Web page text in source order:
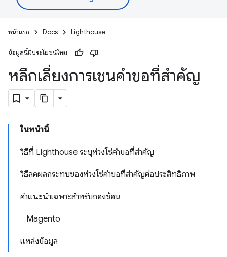
หน้าแรก Docs Lighthouse
ข้อมูลนี้มีประโยชน์ไหม
หลีกเลี่ยงการเชนคำขอที่สำคัญ
ในหน้านี้
วิธีที่ Lighthouse ระบุห่วงโซ่คำขอที่สำคัญ
วิธีลดผลกระทบของห่วงโซ่คำขอที่สำคัญต่อประสิทธิภาพ
คำแนะนำเฉพาะสำหรับกองซ้อน
Magento
แหล่งข้อมูล